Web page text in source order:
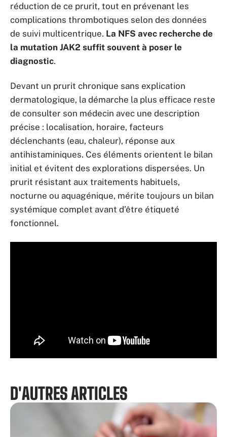
réduction de ce prurit, tout en prévenant les
complications thrombotiques selon des données
de suivi multicentrique. La NFS avec recherche de
la mutation JAK2 suffit souvent à poser le
diagnostic.
Devant un prurit chronique sans explication
dermatologique, la démarche la plus efficace reste
de consulter son médecin avec une description
précise : localisation, horaire, facteurs
déclenchants (eau, chaleur), réponse aux
antihistaminiques. Ces éléments orientent le bilan
initial et évitent des explorations dispersées. Un
prurit résistant aux traitements habituels,
nocturne ou aquagénique, mérite toujours un bilan
systémique complet avant d’être étiqueté
fonctionnel.
D'AUTRES ARTICLES